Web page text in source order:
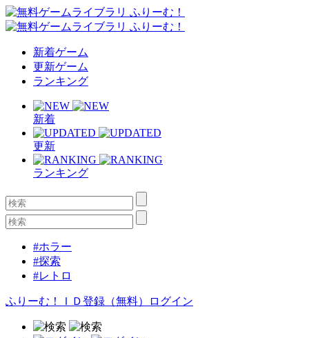
新着ゲーム
更新ゲーム
ランキング
新着
更新
ランキング
#ホラー
#探索
#レトロ
ふりーむ！ＩＤ登録（無料） ログイン